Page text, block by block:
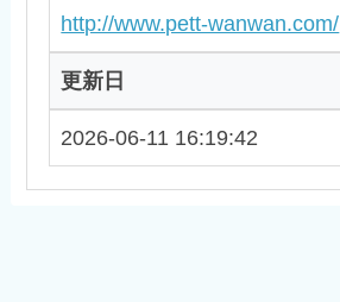
http://www.pett-wanwan.com/
更新日
2026-06-11 16:19:42